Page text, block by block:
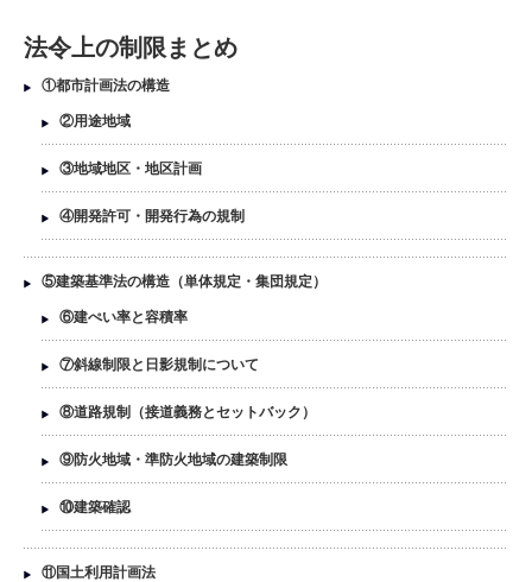
法令上の制限まとめ
①都市計画法の構造
②用途地域
③地域地区・地区計画
④開発許可・開発行為の規制
⑤建築基準法の構造（単体規定・集団規定）
⑥建ぺい率と容積率
⑦斜線制限と日影規制について
⑧道路規制（接道義務とセットバック）
⑨防火地域・準防火地域の建築制限
⑩建築確認
⑪国土利用計画法